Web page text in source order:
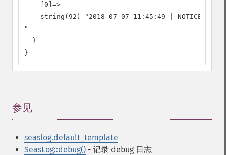
    [0]=>
string(92) "2018-07-07 11:45:49 | NOTICE |
"
  }
}
参见
seaslog.default_template
SeasLog::debug() - 记录 debug 日志